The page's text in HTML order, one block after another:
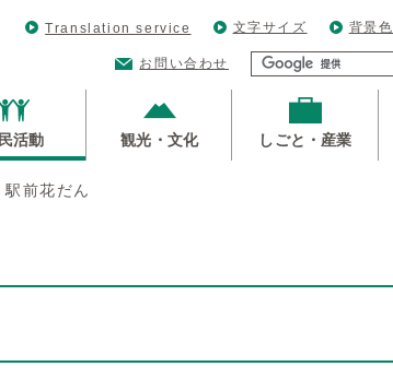
Translation service 文字サイズ 背景色
お問い合わせ
活動 観光・文化 しごと・産業
前花だん